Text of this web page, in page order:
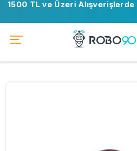
1500 TL ve Üzeri